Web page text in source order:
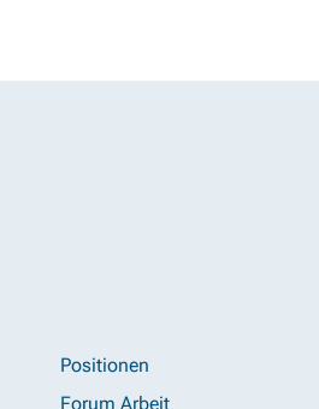
Positionen
Forum Arbeit